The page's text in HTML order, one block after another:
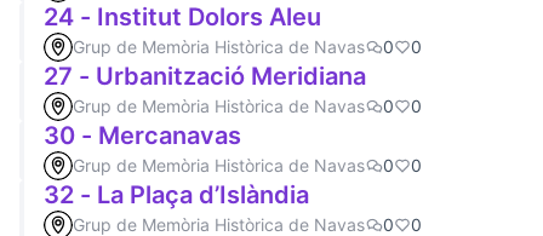
24 - Institut Dolors Aleu
Grup de Memòria Històrica de Navas 0 0
27 - Urbanització Meridiana
Grup de Memòria Històrica de Navas 0 0
30 - Mercanavas
Grup de Memòria Històrica de Navas 0 0
32 - La Plaça d’Islàndia
Grup de Memòria Històrica de Navas 0 0